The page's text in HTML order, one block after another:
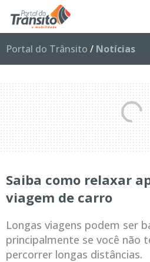
Portal do Trânsito / Notícias
Saiba como relaxar
viagem de carro
Longas viagens podem ser
principalmente se você não
percorrer longas distâncias.